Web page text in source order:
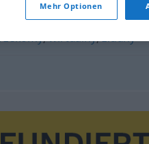
,wirtualny,złudny
Mehr Optionen